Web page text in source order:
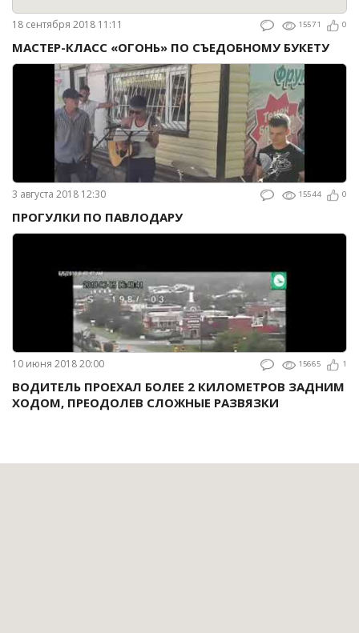
18 сентября 2018 11:11 15571 0
МАСТЕР-КЛАСС «ОГОНЬ» ПО СЪЕДОБНОМУ БУКЕТУ
3 августа 2018 12:30 15544 0
ПРОГУЛКИ ПО ПАВЛОДАРУ
10 июня 2018 20:00 15665 1
ВОДИТЕЛЬ ПРОЕХАЛ БОЛЕЕ 2 КИЛОМЕТРОВ ЗАДНИМ
ХОДОМ, ПРЕОДОЛЕВ СЛОЖНЫЕ РАЗВЯЗКИ